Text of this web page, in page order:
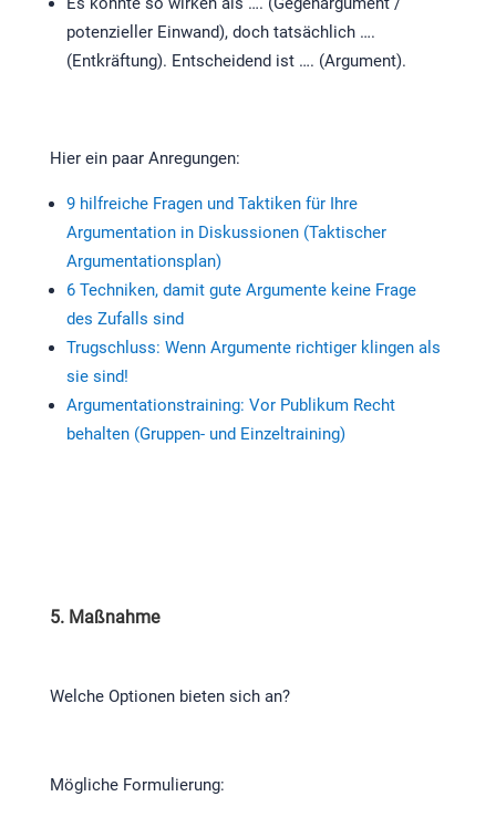
potenzieller Einwand), doch tatsächlich ….
(Entkräftung). Entscheidend ist …. (Argument).
Hier ein paar Anregungen:
9 hilfreiche Fragen und Taktiken für Ihre
Argumentation in Diskussionen (Taktischer
Argumentationsplan)
6 Techniken, damit gute Argumente keine Frage
des Zufalls sind
Trugschluss: Wenn Argumente richtiger klingen als
sie sind!
Argumentationstraining: Vor Publikum Recht
behalten (Gruppen- und Einzeltraining)
5. Maßnahme
Welche Optionen bieten sich an?
Mögliche Formulierung: